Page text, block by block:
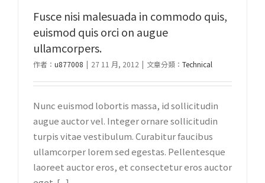
Fusce nisi malesuada in commodo quis,
euismod quis orci on augue
ullamcorpers.
作者： u877008 | 27 11 月, 2012 | 文章分類： Technical
Nunc euismod lobortis massa, id sollicitudin
augue auctor vel. Integer ornare sollicitudin
turpis vitae vestibulum. Curabitur faucibus
ullamcorper lorem sed egestas. Pellentesque
laoreet auctor eros, et consectetur eros auctor